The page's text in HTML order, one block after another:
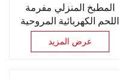
المطبخ المنزلي مفرمة
اللحم الكهربائية المروحية
خلاط
عرض المزيد